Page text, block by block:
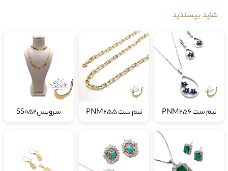
شاید بپسندید
نیم ست PNM256 نیم ست PNM255 سرویسSS052